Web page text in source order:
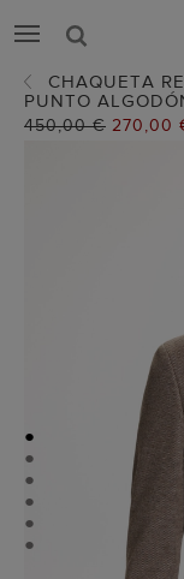
CHAQUETA
PUNTO
Precio
450,00 € Precio
270,00
●
●
●
●
●
●